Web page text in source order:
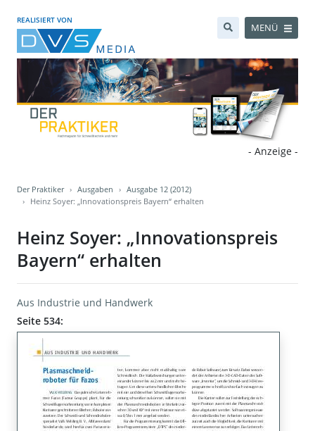
REALISIERT VON
MENÜ
- Anzeige -
Der Praktiker Ausgaben
Ausgabe 12 (2012)
Heinz Soyer: „Innovationspreis Bayern“ erhalten
Heinz Soyer: „Innovationspreis
Bayern“ erhalten
Aus Industrie und Handwerk
Seite 534: